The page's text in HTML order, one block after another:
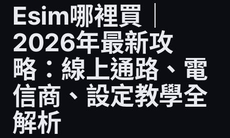
Esim哪裡買｜
2026年最新攻
略：線上通路、電
信商、設定教學全
解析